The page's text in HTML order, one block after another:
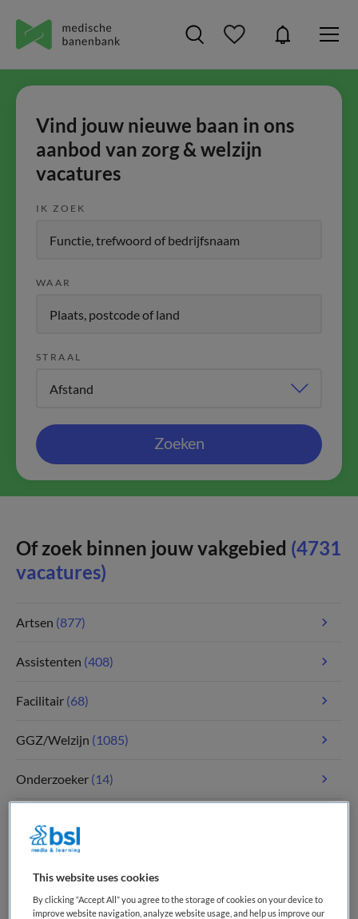
Vind jouw nieuwe baan in ons
aanbod van zorg & welzijn
vacatures
IK ZOEK
WAAR
STRAAL
Zoeken
Of zoek binnen jouw vakgebied (4731
vacatures)
Artsen (877)
Assistenten (408)
Facilitair (68)
GGZ/Welzijn (1085)
Onderzoeker (14)
Tandheelkunde
Verpleegkunde(1810)
This website uses cookies
By clicking “Accept All” you agree to the storage of cookies on your device to
improve website navigation, analyze website usage, and help us improve our